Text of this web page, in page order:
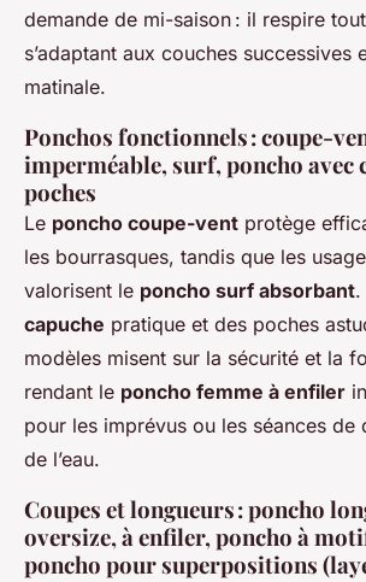
demande de mi-saison : il respire
s’adaptant aux couches successives
matinale.
Ponchos fonctionnels : coupe-
imperméable, surf, poncho avec
poches
Le poncho coupe-vent protège
les bourrasques, tandis que les
valorisent le poncho surf absorbant.
capuche pratique et des poches
modèles misent sur la sécurité et la
rendant le poncho femme à enfiler
pour les imprévus ou les séances de
de l’eau.
Coupes et longueurs : poncho
oversize, à enfiler, poncho à
poncho pour superpositions